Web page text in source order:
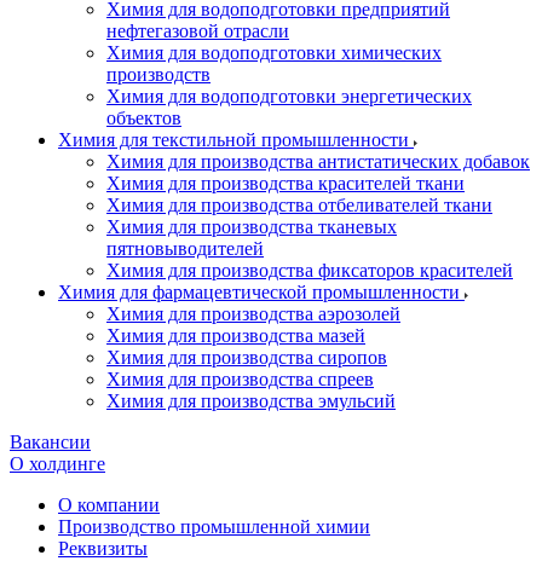
Химия для водоподготовки предприятий
нефтегазовой отрасли
Химия для водоподготовки химических
производств
Химия для водоподготовки энергетических
объектов
Химия для текстильной промышленности
Химия для производства антистатических добавок
Химия для производства красителей ткани
Химия для производства отбеливателей ткани
Химия для производства тканевых
пятновыводителей
Химия для производства фиксаторов красителей
Химия для фармацевтической промышленности
Химия для производства аэрозолей
Химия для производства мазей
Химия для производства сиропов
Химия для производства спреев
Химия для производства эмульсий
Вакансии
О холдинге
О компании
Производство промышленной химии
Реквизиты